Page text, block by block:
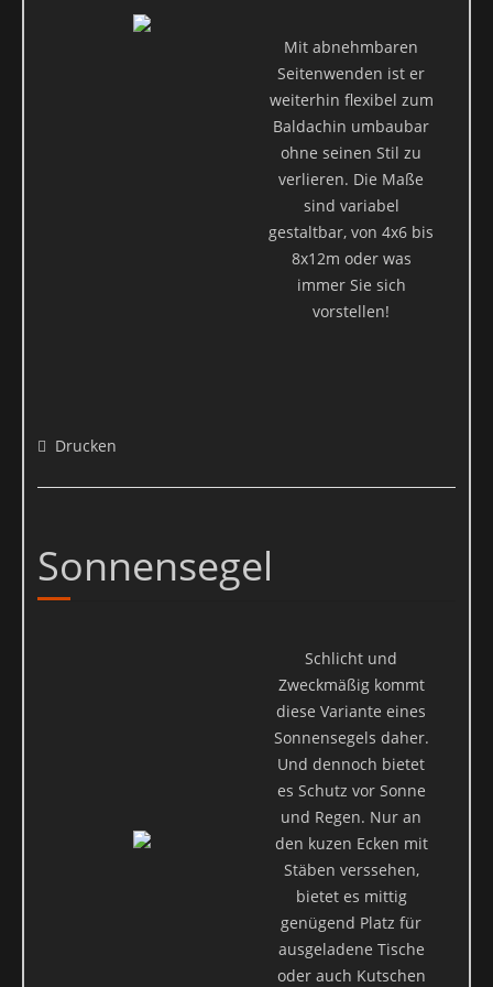
Die Betreiber dieser Seiten nehmen den Schutz Ihrer
persönlichen Daten sehr ernst. Wir behandeln Ihre
personenbezogenen Daten vertraulich und entsprechend der
gesetzlichen Datenschutzvorschriften sowie dieser
Datenschutzerklärung.
Wenn Sie diese Website benutzen, werden verschiedene
personenbezogene Daten erhoben. Personenbezogene Daten sind
Daten, mit denen Sie persönlich identifiziert werden können. Die
vorliegende Datenschutzerklärung erläutert, welche Daten wir
erheben und wofür wir sie nutzen. Sie erläutert auch, wie und zu
welchem Zweck das geschieht.
Hinweis zur verantwortlichen Stelle
Website ist:
Bernd Voigt
30627 Hannover
Telefon 0511 / 600 637 63
Email: info@mittelalter-zeltbau.de
Widerruf Ihrer Einwilligung zur Datenverarbeitung
Viele Datenverarbeitungsvorgänge sind nur mit Ihrer
ausdrücklichen Einwilligung möglich. Sie können eine bereits
erteilte Einwilligung jederzeit widerrufen. Dazu reicht eine
formlose Mitteilung per E-Mail an uns. Die Rechtmäßigkeit der bis
zum Widerruf erfolgten Datenverarbeitung bleibt vom Widerruf
Mit abnehmbaren
Seitenwenden ist er
weiterhin flexibel zum
Baldachin umbaubar
ohne seinen Stil zu
verlieren. Die Maße
sind variabel
gestaltbar, von 4x6 bis
8x12m oder was
immer Sie sich
vorstellen!
Drucken
Sonnensegel
Schlicht und
Zweckmäßig kommt
diese Variante eines
Sonnensegels daher.
Und dennoch bietet
es Schutz vor Sonne
und Regen. Nur an
den kuzen Ecken mit
Stäben verssehen,
bietet es mittig
genügend Platz für
ausgeladene Tische
oder auch Kutschen